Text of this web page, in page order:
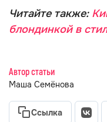
Читайте также:
блондинкой в
Автор статьи
Маша Семёнова
Ссылка